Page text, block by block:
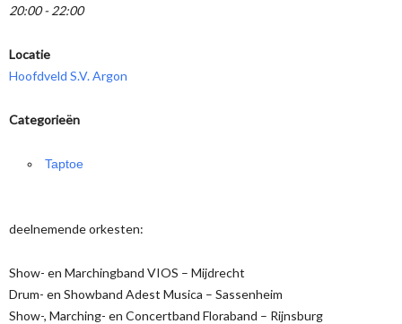
20:00 - 22:00
Locatie
Hoofdveld S.V. Argon
Categorieën
Taptoe
deelnemende orkesten:
Show- en Marchingband VIOS – Mijdrecht
Drum- en Showband Adest Musica – Sassenheim
Show-, Marching- en Concertband Floraband – Rijnsburg